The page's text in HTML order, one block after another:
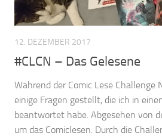
12. DEZEMBER 2017
#CLCN – Das Gelesene
Während der Comic Lese Challenge
einige Fragen gestellt, die ich in
beantwortet habe. Abgesehen von
um das Comiclesen. Durch die